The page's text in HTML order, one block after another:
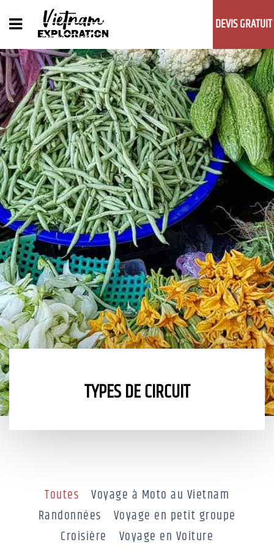
DEVIS GRATUIT
TYPES DE CIRCUIT
Toutes
Voyage à Moto au Vietnam
Randonnées
Voyage en petit groupe
Croisière
Voyage en Voiture